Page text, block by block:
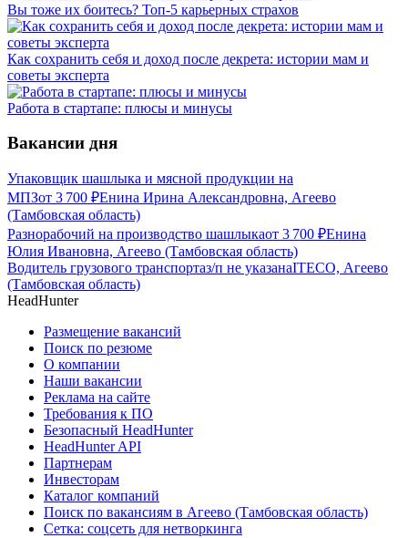
Вы тоже их боитесь? Топ-5 карьерных страхов
Как сохранить себя и доход после декрета: истории мам и
советы эксперта
Работа в стартапе: плюсы и минусы
Вакансии дня
Упаковщик шашлыка и мясной продукции на
МПЗот 3 700 ₽Енина Ирина Александровна, Агеево
(Тамбовская область)
Разнорабочий на производство шашлыкаот 3 700 ₽Енина
Юлия Ивановна, Агеево (Тамбовская область)
Водитель грузового транспортаз/п не указанаITECO, Агеево
(Тамбовская область)
HeadHunter
Размещение вакансий
Поиск по резюме
О компании
Наши вакансии
Реклама на сайте
Требования к ПО
Безопасный HeadHunter
HeadHunter API
Партнерам
Инвесторам
Каталог компаний
Поиск по вакансиям в Агеево (Тамбовская область)
Сетка: соцсеть для нетворкинга